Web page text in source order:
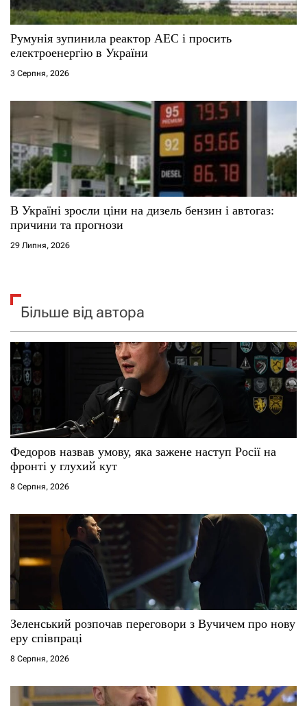
Румунія зупинила реактор АЕС і просить
електроенергію в України
3 Серпня, 2026
В Україні зросли ціни на дизель бензин і автогаз:
причини та прогнози
29 Липня, 2026
Більше від автора
Федоров назвав умову, яка зажене наступ Росії на
фронті у глухий кут
8 Серпня, 2026
Зеленський розпочав переговори з Вучичем про нову
еру співпраці
8 Серпня, 2026